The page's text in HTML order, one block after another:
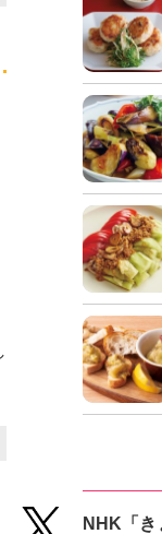
NHK「き